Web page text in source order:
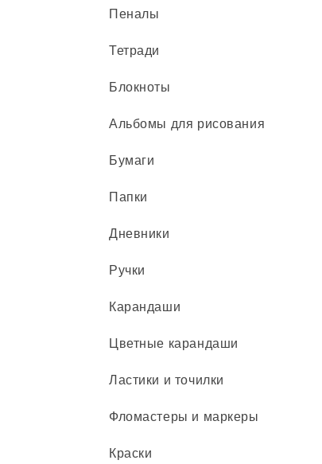
Пеналы
Тетради
Блокноты
Альбомы для рисования
Бумаги
Папки
Дневники
Ручки
Карандаши
Цветные карандаши
Ластики и точилки
Фломастеры и маркеры
Краски